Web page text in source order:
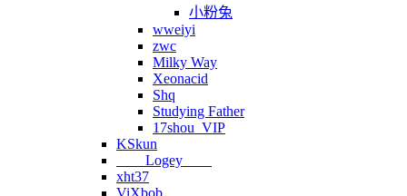
小粉兔
wweiyi
zwc
Milky Way
Xeonacid
Shq
Studying Father
17shou_VIP
KSkun
Logey
xht37